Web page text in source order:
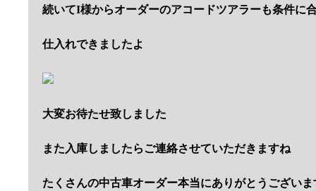
続いてI様からオーダーのアコードツアラーも条件に
仕入れできましたよ
大変お待たせ致しました
また入庫しましたらご連絡させていただきますね
たくさんの中古車オーダー本当にありがとうございま